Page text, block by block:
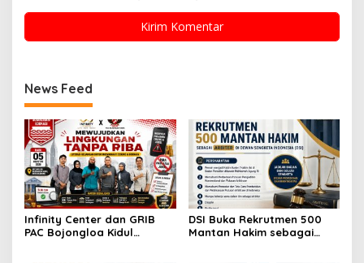
News Feed
Infinity Center dan GRIB
PAC Bojongloa Kidul
DSI Buka Rekrutmen 500
Mantan Hakim sebagai